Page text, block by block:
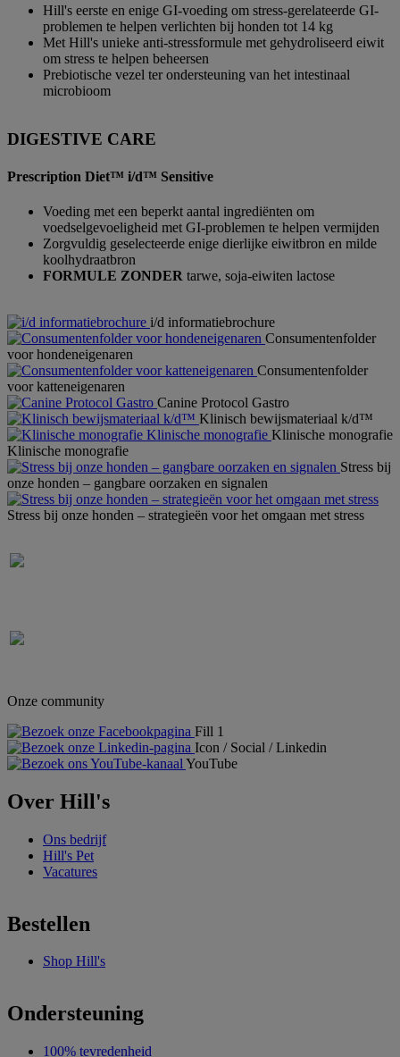
Hill's eerste en enige GI-voeding om stress-gerelateerde GI-
problemen te helpen verlichten bij honden tot 14 kg
Met Hill's unieke anti-stressformule met gehydroliseerd eiwit
om stress te helpen beheersen
Prebiotische vezel ter ondersteuning van het intestinaal
microbioom
DIGESTIVE CARE
Prescription Diet™ i/d™ Sensitive
Voeding met een beperkt aantal ingrediënten om
voedselgevoeligheid met GI-problemen te helpen vermijden
Zorgvuldig geselecteerde enige dierlijke eiwitbron en milde
koolhydraatbron
FORMULE ZONDER tarwe, soja-eiwiten lactose
i/d informatiebrochure
Consumentenfolder
voor hondeneigenaren
Consumentenfolder
voor katteneigenaren
Canine Protocol Gastro
Klinisch bewijsmateriaal k/d™
Klinische monografie
Klinische monografie
Stress bij
onze honden – gangbare oorzaken en signalen
Stress bij onze honden – strategieën voor het omgaan met stress
Onze community
Fill 1
Icon / Social / Linkedin
YouTube
Over Hill's
Ons bedrijf
Hill's Pet
Vacatures
Bestellen
Shop Hill's
Ondersteuning
100% tevredenheid